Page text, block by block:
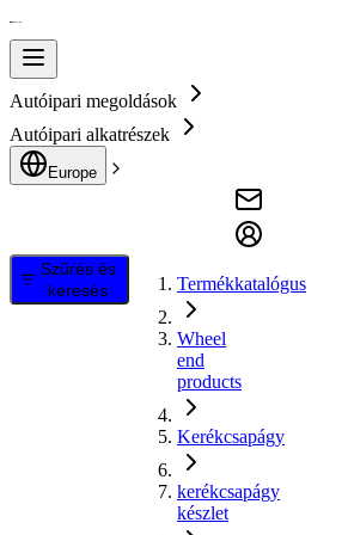
Autóipari megoldások
Autóipari alkatrészek
Europe
Szűrés és
keresés
Termékkatalógus
Wheel
end
products
Kerékcsapágy
kerékcsapágy
készlet